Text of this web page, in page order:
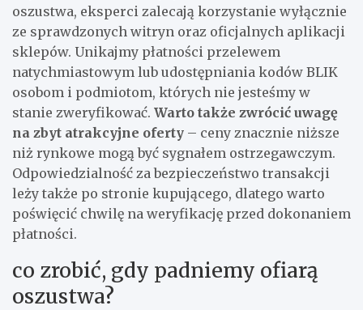
oszustwa, eksperci zalecają korzystanie wyłącznie
ze sprawdzonych witryn oraz oficjalnych aplikacji
sklepów. Unikajmy płatności przelewem
natychmiastowym lub udostępniania kodów BLIK
osobom i podmiotom, których nie jesteśmy w
stanie zweryfikować. Warto także zwrócić uwagę
na zbyt atrakcyjne oferty – ceny znacznie niższe
niż rynkowe mogą być sygnałem ostrzegawczym.
Odpowiedzialność za bezpieczeństwo transakcji
leży także po stronie kupującego, dlatego warto
poświęcić chwilę na weryfikację przed dokonaniem
płatności.
co zrobić, gdy padniemy ofiarą
oszustwa?